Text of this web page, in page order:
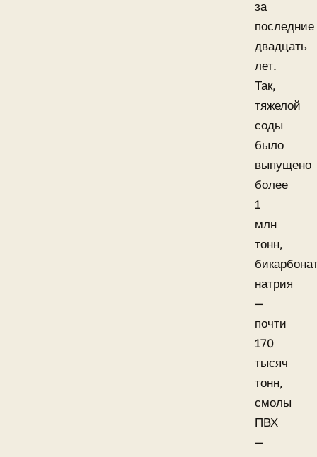
за
последние
двадцать
лет.
Так,
тяжелой
соды
было
выпущено
более
1
млн
тонн,
натрия
—
почти
170
тысяч
тонн,
смолы
ПВХ
—